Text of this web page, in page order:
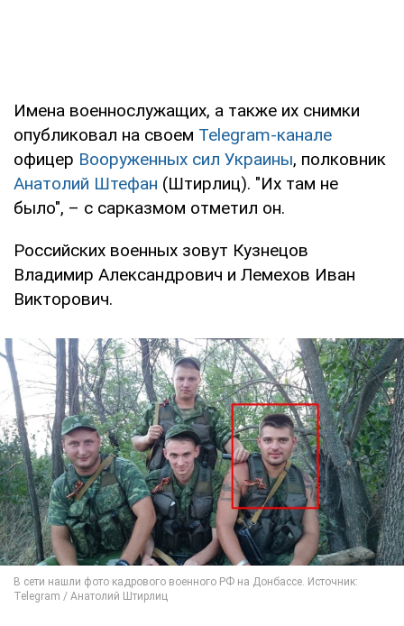
Имена военнослужащих, а также их снимки
опубликовал на своем Telegram-канале
офицер Вооруженных сил Украины, полковник
Анатолий Штефан (Штирлиц). "Их там не
было", – с сарказмом отметил он.
Российских военных зовут Кузнецов
Владимир Александрович и Лемехов Иван
Викторович.